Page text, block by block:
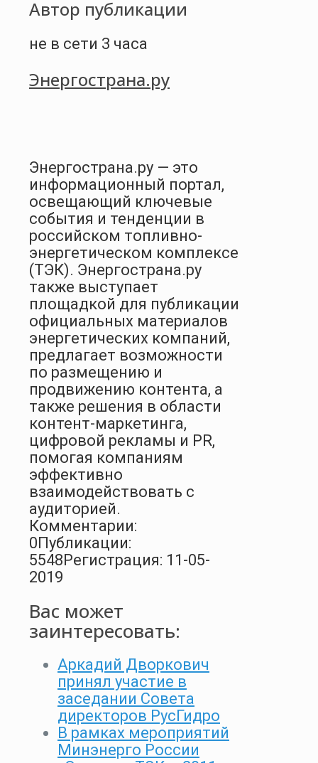
Автор публикации
не в сети 3 часа
Энергострана.ру
Энергострана.ру — это
информационный портал,
освещающий ключевые
события и тенденции в
российском топливно-
энергетическом комплексе
(ТЭК). Энергострана.ру
также выступает
площадкой для публикации
официальных материалов
энергетических компаний,
предлагает возможности
по размещению и
продвижению контента, а
также решения в области
контент-маркетинга,
цифровой рекламы и PR,
помогая компаниям
эффективно
взаимодействовать с
аудиторией.
Комментарии:
0Публикации:
5548Регистрация: 11-05-
2019
Вас может
заинтересовать:
Аркадий Дворкович
принял участие в
заседании Совета
директоров РусГидро
В рамках мероприятий
Минэнерго России